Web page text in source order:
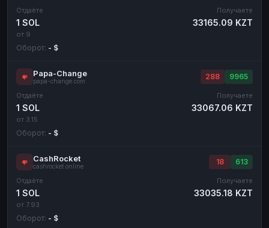
Отдаёте
1 SOL
от 9
Получаете
33165.09 KZT
Оборот: - $
Papa-Change
papa-change.com
288 9965
Отдаёте
1 SOL
от 3.15
Получаете
33067.06 KZT
Оборот: - $
CashRocket
cashrocket.online
18 613
Отдаёте
1 SOL
от 7.93
Получаете
33035.18 KZT
Оборот: - $